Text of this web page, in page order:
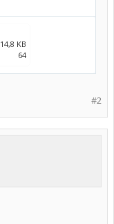
14,8 KB
64
#2